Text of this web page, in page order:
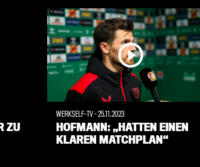
ZU
WERKSELF-TV-25.11.2023
HOFMANN: „HATTEN EINEN
KLAREN MATCHPLAN“